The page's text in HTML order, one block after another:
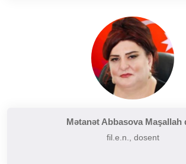
Mətanət Abbasova Maşallah
fil.e.n., dosent